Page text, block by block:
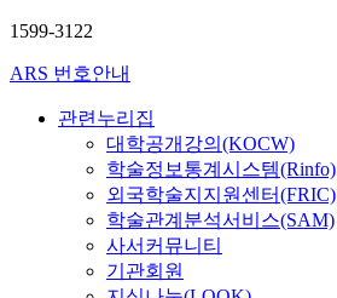
1599-3122
ARS 번호안내
관련누리집
대학공개강의(KOCW)
학술정보통계시스템(Rinfo)
외국학술지지원센터(FRIC)
학술관계분석서비스(SAM)
사서커뮤니티
기관회원